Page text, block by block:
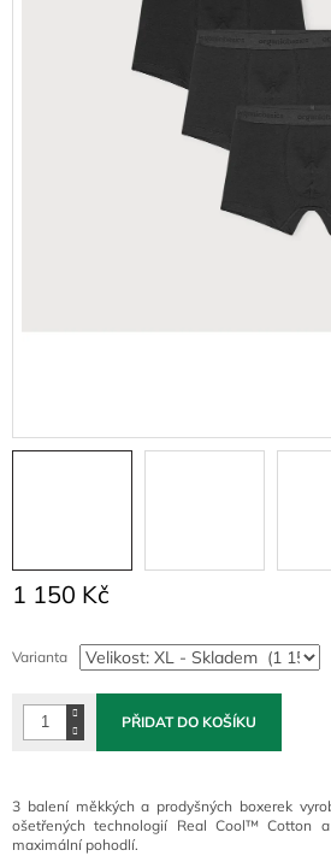
1 150 Kč
cena:
Varianta
PŘIDAT DO KOŠÍKU
3 balení měkkých a prodyšných boxerek
ošetřených technologií Real Cool™ Cotton
maximální pohodlí.